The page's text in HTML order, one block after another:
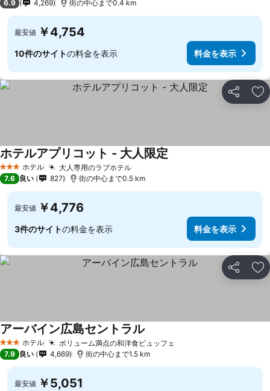
6.9 4,269 街の中心まで0.4 km
最安値 ￥4,754
10件のサイトの料金を表示 料金を表示
シェア お
3 ホテルのランク
ホテル 大人専用のラブホテル料金を表示
ホテルアプリコット - 大人限定料金を表示
7.6 良い 827 街の中心まで0.5 km
最安値 ￥4,776
3件のサイトの料金を表示 料金を表示
シェア お
3 ホテルのランク
ホテル ボリューム満点の和洋食ビュッフェ
アーバイン広島セントラル
7.9 良い 4,669 街の中心まで1.5 km
最安値 ￥5,051